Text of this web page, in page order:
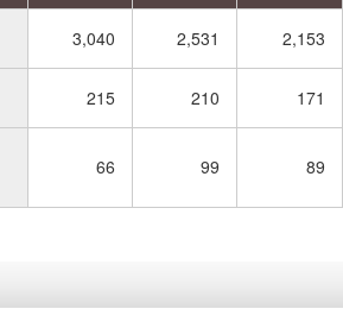
3,040 2,531 2,153
215 210 171
66 99 89